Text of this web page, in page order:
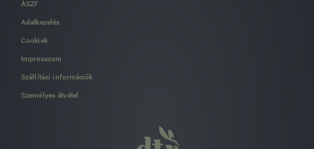
ÁSZF
Adatkezelés
Cookiek
Impresszum
Szállítási információk
Személyes átvétel